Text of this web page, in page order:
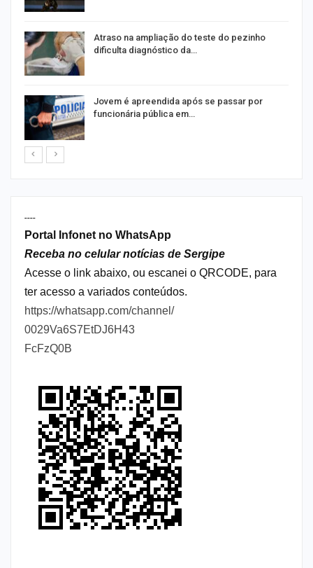
Atraso na ampliação do teste do pezinho
dificulta diagnóstico da…
Jovem é apreendida após se passar por
funcionária pública em…
----
Portal Infonet no WhatsApp
Receba no celular notícias de Sergipe
Acesse o link abaixo, ou escanei o QRCODE, para
ter acesso a variados conteúdos.
https://whatsapp.com/channel/
0029Va6S7EtDJ6H43
FcFzQ0B